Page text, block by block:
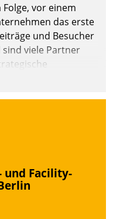
vor einem
das erste
und Besucher
viele Partner
und Facility-